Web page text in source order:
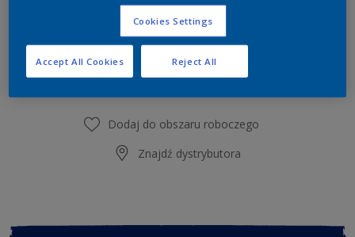
Dodaj do listy zakupów
Dodaj do obszaru roboczego
Znajdź dystrybutora
Cookies Settings
Reject All
Accept All Cookies